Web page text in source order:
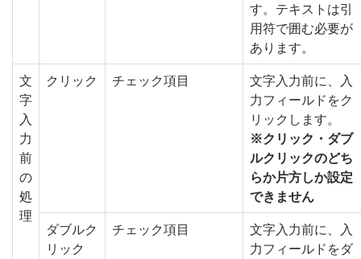
す。テキストは引
用符で囲む必要が
あります。
文
字
入
力
前
の
処
理
クリック チェック項目
文字入力前に、入
力フィールドをク
リックします。
※クリック・ダブ
ルクリックのどち
らか片方しか設定
できません
ダブルク
リック
チェック項目
文字入力前に、入
力フィールドをダ